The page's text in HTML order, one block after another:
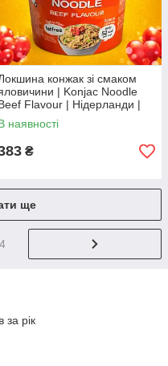
конжак зі смаком
| Konjac Noodle
Flavour | Нідерланди |
Noodle Poodle | 150 г Во3
наявності
₴
ще
за рік